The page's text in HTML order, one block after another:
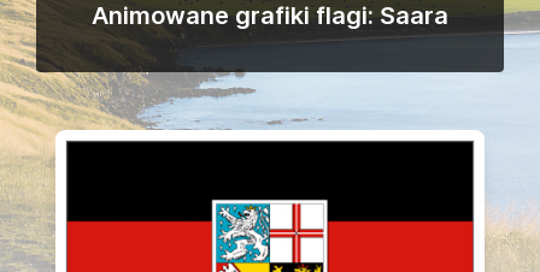
Animowane grafiki flagi: Saara